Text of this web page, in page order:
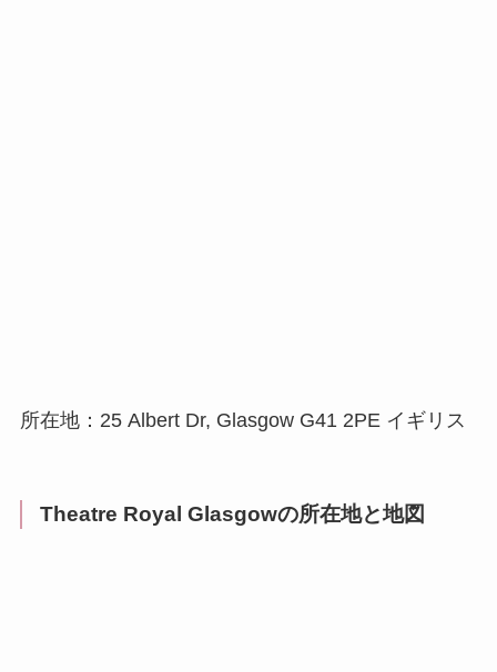
所在地：25 Albert Dr, Glasgow G41 2PE イギリス
Theatre Royal Glasgowの所在地と地図